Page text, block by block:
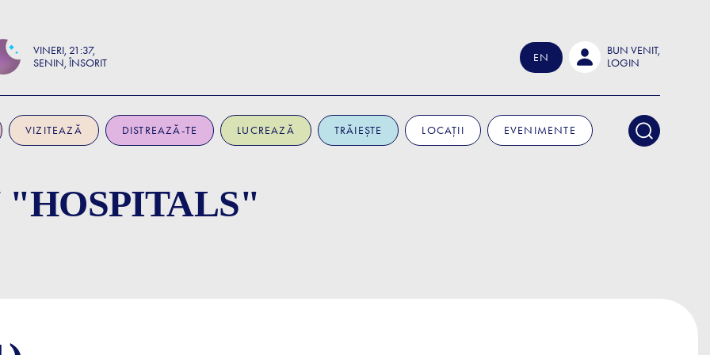
VINERI 21:37
SENIN, ÎNSORIT
EN
BUN VENIT,
LOGIN
VIZITEAZĂ DISTREAZĂ-TE LUCREAZĂ TRĂIEȘTE LOCAȚII EVENIMENTE
"HOSPITALS"